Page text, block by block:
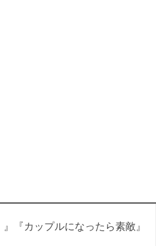
『カップルになったら素敵』